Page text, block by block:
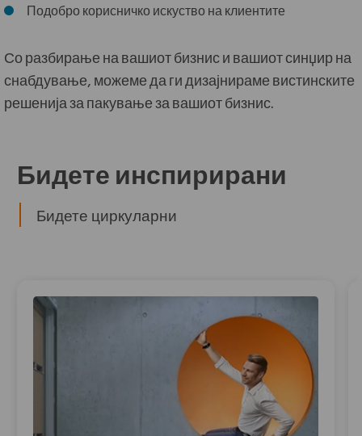
Подобро корисничко искуство на клиентите
Со разбирање на вашиот бизнис и вашиот синџир на
снабдување, можеме да ги дизајнираме вистинските
решенија за пакување за вашиот бизнис.
Бидете инспирирани
Бидете циркуларни